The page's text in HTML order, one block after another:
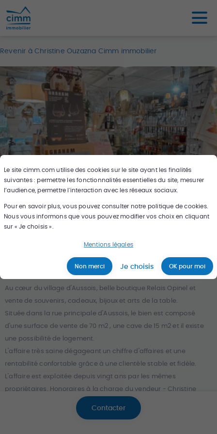
Le site cimm.comutilise des cookies sur le site ayant les finalités
suivantes : permettre les fonctionnalités essentielles du site, mesurer
l’audience, permettre l'interaction avec les réseaux sociaux.
Pour en savoir plus, vous pouvez consulter notre politique de cookies.
Nous vous informons que vous pouvez modifier vos choix en cliquant
sur « Je choisis ».
Mentions légales
Non merci Je choisis OK pour moi
Revenir à Christine Ouzazna Cimm immobilier
11photos
*Honoraires charge propriétaire
Au cœur du village d'Aussois, belle boutique Relais Opinel et
vente de souvenirs, cadeaux, bijoux et arts de la table.
Située dans la rue principale d'Aussois, le bien est composé
d'une surface de vente de 70 m2 , une cave de 15 m2 et il existe
une possibilité de logement.
L'affaire très saine dégageant un chiffre d'affaires et une
rentabilité confortable grâce à une clientèle stable et fidèle.
L'affaire est exploitée depuis vingt ans par les mêmes
propriétaires. Honoraires à la charge du vendeur - Christine
OUZAZNA - Agent commercial - EI - RSAC CHAMBERY 880179031
- RCS 40834475202127 - Caisse de garantie QBE 500000 EUR
Contacter